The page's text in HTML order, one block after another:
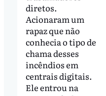
diretos.
Acionaram um
rapaz que não
conhecia o tipo de
chama desses
incêndios em
centrais digitais.
Ele entrou na